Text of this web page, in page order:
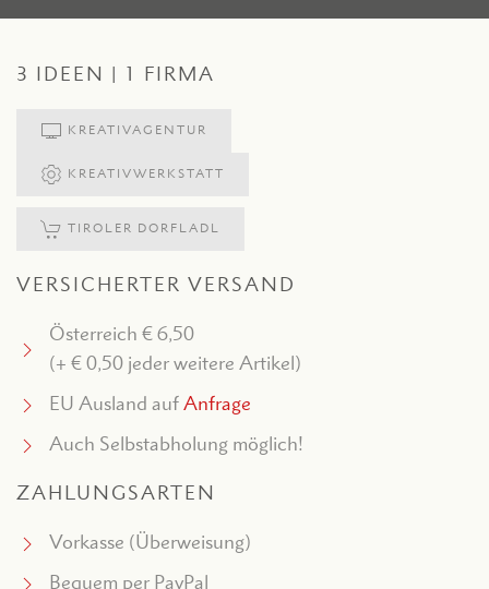
3 IDEEN | 1 FIRMA
KREATIVAGENTUR
KREATIVWERKSTATT
TIROLER DORFLADL
VERSICHERTER VERSAND
Österreich € 6,50
(+ € 0,50 jeder weitere Artikel)
EU Ausland aufAnfrage
Auch Selbstabholung möglich!
ZAHLUNGSARTEN
Vorkasse (Überweisung)
Bequem per PayPal